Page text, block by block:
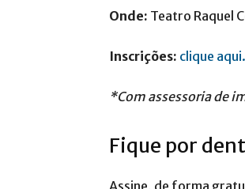
Onde: Teatro Raquel
Inscrições: clique aqui.
*Com assessoria de
Fique por